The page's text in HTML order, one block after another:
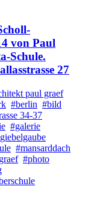
von Paul
Schule.
27
paul graef
#berlin #bild
34-37
#galerie
#mansarddach
#photo